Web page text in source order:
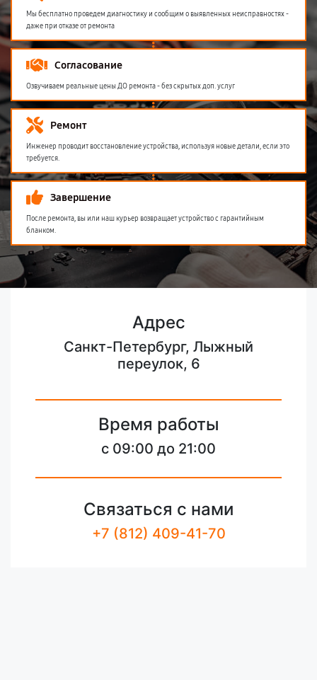
Мы бесплатно проведем диагностику и сообщим о выявленных неисправностях -
даже при отказе от ремонта
Согласование
Озвучиваем реальные цены ДО ремонта - без скрытых доп. услуг
Ремонт
Инженер проводит восстановление устройства, используя новые детали, если это
требуется.
Завершение
После ремонта, вы или наш курьер возвращает устройство с гарантийным
бланком.
Адрес
Санкт-Петербург, Лыжный
переулок, 6
Время работы
c 09:00 до 21:00
Связаться с нами
+7 (812) 409-41-70